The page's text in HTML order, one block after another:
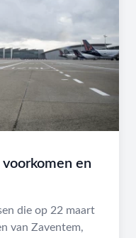
en
die op 22 maart
van Zaventem,